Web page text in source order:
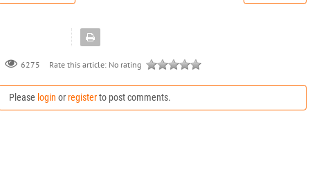
6275 Rate this article: No rating
Please login orregisterto post comments.